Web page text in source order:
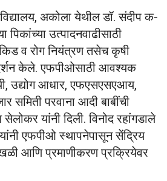
अकोला येथील डॉ. संदीप क-
पिकांच्या उत्पादनवाढीसाठी
व रोग नियंत्रण तसेच कृषी
केले. एफपीओसाठी आवश्यक
उद्योग आधार, एफएसएसएआय,
समिती परवाना आदी बाबींची
सेलोकर यांनी दिली. विनोद रहांगडाले
एफपीओ स्थापनेपासून सेंद्रिय
आणि प्रमाणीकरण प्रक्रियेवर